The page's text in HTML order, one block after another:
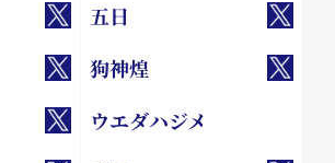
五日
狗神煌
ウエダハジメ